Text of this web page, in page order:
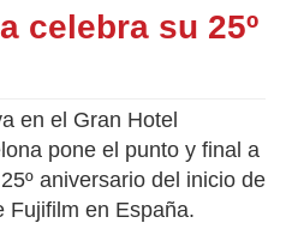
celebra su 25º
en el Gran Hotel
pone el punto y final a
aniversario del inicio de
Fujifilm en España.